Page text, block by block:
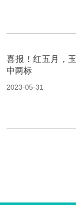
喜报！红五月，
中两标
2023-05-31